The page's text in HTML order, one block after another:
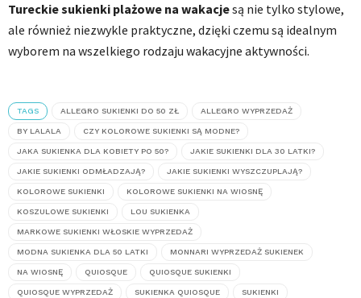
Tureckie sukienki plażowe na wakacjesą nie tylko stylowe,
ale również niezwykle praktyczne, dzięki czemu są idealnym
wyborem na wszelkiego rodzaju wakacyjne aktywności.
TAGS ALLEGRO SUKIENKI DO 50 ZŁ ALLEGRO WYPRZEDAŻ
BY LALALA CZY KOLOROWE SUKIENKI SĄ MODNE?
JAKA SUKIENKA DLA KOBIETY PO 50? JAKIE SUKIENKI DLA 30 LATKI?
JAKIE SUKIENKI ODMŁADZAJĄ? JAKIE SUKIENKI WYSZCZUPLAJĄ?
KOLOROWE SUKIENKI KOLOROWE SUKIENKI NA WIOSNĘ
KOSZULOWE SUKIENKI LOU SUKIENKA
MARKOWE SUKIENKI WŁOSKIE WYPRZEDAŻ
MODNA SUKIENKA DLA 50 LATKI MONNARI WYPRZEDAŻ SUKIENEK
NA WIOSNĘ QUIOSQUE QUIOSQUE SUKIENKI
QUIOSQUE WYPRZEDAŻ SUKIENKA QUIOSQUE SUKIENKI